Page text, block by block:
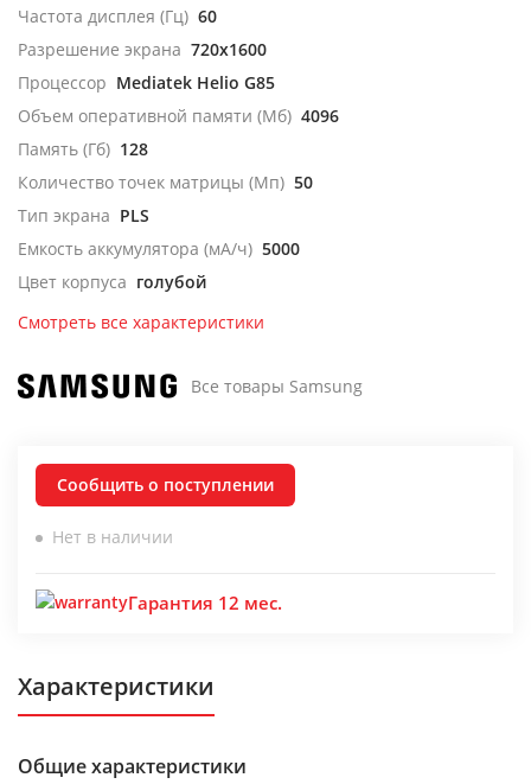
Частота дисплея (Гц) 60
Разрешение экрана 720x1600
Процессор Mediatek Helio G85
Объем оперативной памяти (Мб) 4096
Память (Гб) 128
Количество точек матрицы (Мп) 50
Тип экрана PLS
Емкость аккумулятора (мА/ч) 5000
Цвет корпуса голубой
Смотреть все характеристики
Все товары Samsung
Сообщить о поступлении
Нет в наличии
Гарантия 12 мес.
Характеристики
Общие характеристики